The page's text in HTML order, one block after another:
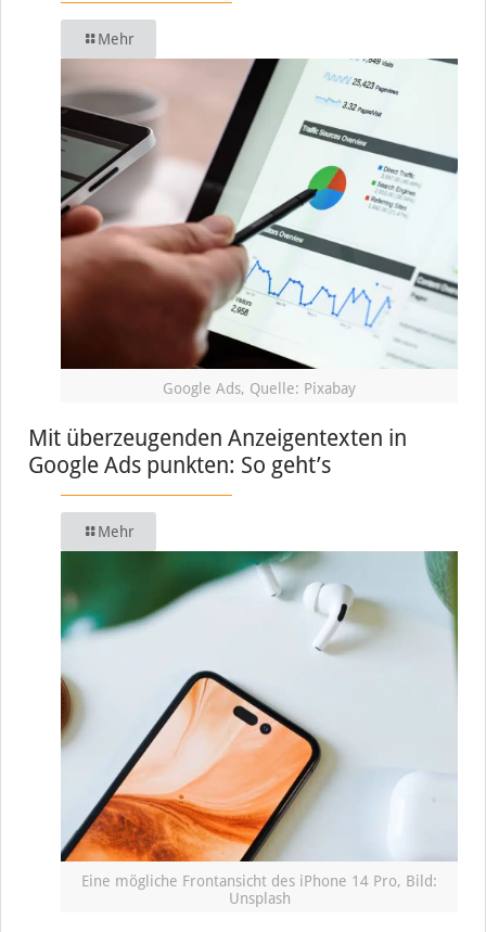
Mehr
Google Ads, Quelle: Pixabay
Mit überzeugenden Anzeigentexten in
Google Ads punkten: So geht’s
Mehr
Eine mögliche Frontansicht des iPhone 14 Pro, Bild:
Unsplash